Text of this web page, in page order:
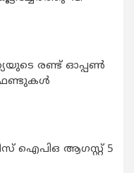
രണ്ട് ഓപ്പണ്‍
ഐപിഒ ആഗസ്റ്റ് 5